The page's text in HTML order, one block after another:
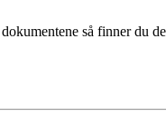
så finner du